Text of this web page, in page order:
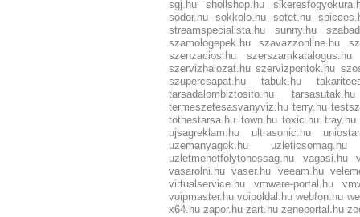
sgj.hu
shollshop.hu
sodor.hu sokkolo.hu sotet.hu
streamspecialista.hu
sunny.hu
szamologepek.hu
szavazzonline.hu
szenzacios.hu
szerszamkatalogus.hu
szervizhalozat.hu szervizpontok.hu
szupercsapat.hu
tabuk.hu
tarsadalombiztosito.hu
tarsasutak.hu
termeszetesasvanyviz.hu terry.hu
tothestarsa.hu town.hu toxic.hu tray.hu
ujsagreklam.hu
ultrasonic.hu
uzemanyagok.hu
uzleticsomag.hu
uzletmenetfolytonossag.hu
vagasi.hu
vasarolni.hu vaser.hu veeam.hu
virtualservice.hu
vmware-portal.hu
voipmaster.hu voipoldal.hu webfon.hu
x64.hu zapor.hu zart.hu zeneportal.hu